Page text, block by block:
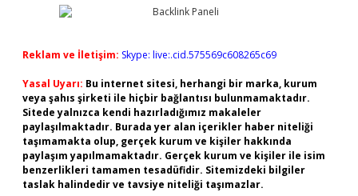
Reklam ve İletişim: Skype: live:.cid.575569c608265c69
Yasal Uyarı: Bu internet sitesi, herhangi bir marka, kurum
veya şahıs şirketi ile hiçbir bağlantısı bulunmamaktadır.
Sitede yalnızca kendi hazırladığımız makaleler
paylaşılmaktadır. Burada yer alan içerikler haber niteliği
taşımamakta olup, gerçek kurum ve kişiler hakkında
paylaşım yapılmamaktadır. Gerçek kurum ve kişiler ile isim
benzerlikleri tamamen tesadüfidir. Sitemizdeki bilgiler
taslak halindedir ve tavsiye niteliği taşımazlar.